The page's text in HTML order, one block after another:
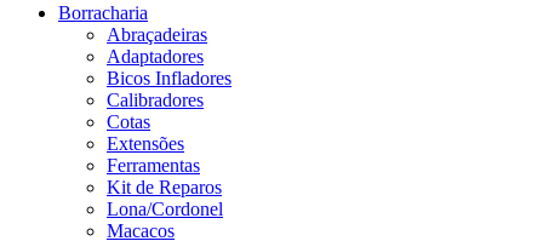
Borracharia
Abraçadeiras
Adaptadores
Bicos Infladores
Calibradores
Cotas
Extensões
Ferramentas
Kit de Reparos
Lona/Cordonel
Macacos